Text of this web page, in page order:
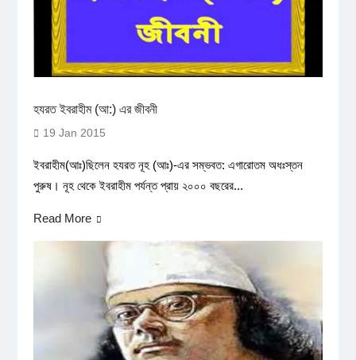
হযরত ইবরাহীম (আ:) এর জীবনী
19 Jan 2015
ইবরাহীম(আঃ)ছিলেন হযরত নূহ (আঃ)-এর সম্ভবত: এগারোতম অধঃস্তন
পুরুষ। নূহ থেকে ইবরাহীম পর্যন্ত প্রায় ২০০০ বছরের...
Read More